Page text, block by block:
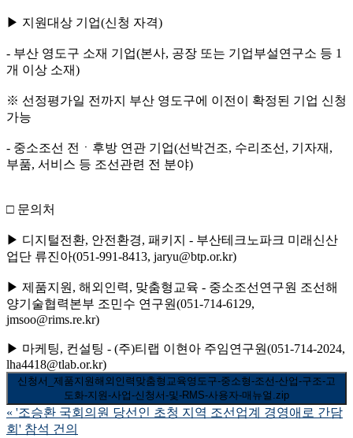
▶ 지원대상 기업(신청 자격)
- 부산 영도구 소재 기업(본사, 공장 또는 기업부설연구소 등 1
개 이상 소재)
※ 선정평가일 전까지 부산 영도구에 이전이 확정된 기업 신청
가능
- 중소조선 전ㆍ후방 연관 기업(선박건조, 수리조선, 기자재,
부품, 서비스 등 조선관련 전 분야)
□ 문의처
▶ 디지털전환, 안전환경, 패키지 - 부산테크노파크 미래신산
업단 류진아(051-991-8413, jaryu@btp.or.kr)
▶ 제품지원, 해외인력, 맞춤형교육 - 중소조선연구원 조선해
양기술협력본부 조민수 연구원(051-714-6129,
jmsoo@rims.re.kr)
▶ 마케팅, 컨설팅 - (주)티랩 이현아 주임연구원(051-714-2024,
lha4418@tlab.or.kr)
신청서_제품지원해외인력맞춤형교육영도구-중소형-조선-산업-구조-고
도화-지원-사업-신청서-및-RMS-사용자-매뉴얼.zip
« '조승환 국회의원 당선인 초청 지역 조선업계 경영애로 간담
회' 참석 건의